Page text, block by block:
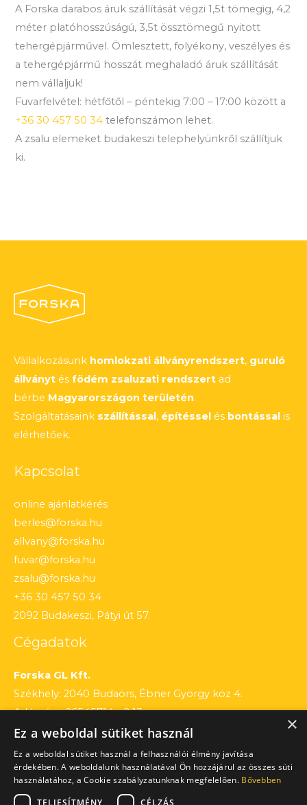
A Forska darabos áruk szállítását végzi 1,5t tömegig, 4,2
méter platóhosszúságú, 3,5t össztömegű nyitott
tehergépjárművel. Ömlesztett, folyékony, veszélyes és
a tehergépjármű hosszát meghaladó áruk szállítását
nem vállaljuk!
Fuvarfelvétel: hétfőtől – péntekig 7:00 – 17:00 között a
+36 30 457 50 34 telefonszámon lehet.
A zsalu elemeket budakeszi telephelyünkről szállítjuk
ki.
Vállalkozásunk homlokzati állványrendszert, guruló
állványt és födém zsaluzati rendszert ad
bérbe Magyarországon területén.
Szolgáltatásaink szállítással, építéssel és bontással is
elérhetőek.
Kapcsolat
online ajánlatkérés
berles@forska.hu
allvany@forska.hu
fuvar@forska.hu
zsalu@forska.hu
+36 30 457 50 34
2092 Budakeszi, Pátyi út 57.
Cégadatok
Forska GL Kft.
Székhely: 2040 Budaörs, Ébner György köz 4.
Adószám: 26545714 – 2 13
Cégjegyzékszám: 13 – 09 – 195803
Számlaszám: 12010154 – 01660751 – 00100001
×
Ez a weboldal sütiket használ
Ez a weboldal sütiket használ a felhasználói élmény javítása
érdekében. A weboldalunk használatával Ön hozzájárul az összes süti
használatához, a Cookie szabályzatunknak megfelelően. Bővebben
TELJESÍTMÉNY
CÉLZÁS